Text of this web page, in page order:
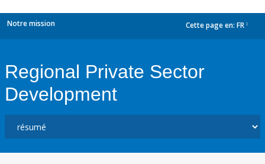
Notre mission Cette page en: FR
Regional Private Sector
Development